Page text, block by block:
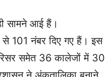
सामने आई हैं।
से 101 नंबर दिए गए हैं। इस
समेत 36 कालेजों में 30